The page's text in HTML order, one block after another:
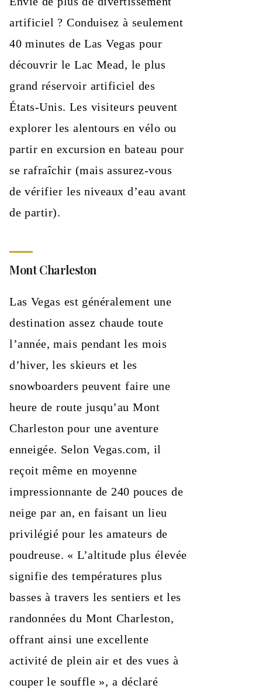
artificiel ? Conduisez à seulement
40 minutes de Las Vegas pour
découvrir le Lac Mead, le plus
grand réservoir artificiel des
États-Unis. Les visiteurs peuvent
explorer les alentours en vélo ou
partir en excursion en bateau pour
se rafraîchir (mais assurez-vous
de vérifier les niveaux d’eau avant
de partir).
Mont Charleston
Las Vegas est généralement une
destination assez chaude toute
l’année, mais pendant les mois
d’hiver, les skieurs et les
snowboarders peuvent faire une
heure de route jusqu’au Mont
Charleston pour une aventure
enneigée. Selon Vegas.com, il
reçoit même en moyenne
impressionnante de 240 pouces de
neige par an, en faisant un lieu
privilégié pour les amateurs de
poudreuse. « L’altitude plus élevée
signifie des températures plus
basses à travers les sentiers et les
randonnées du Mont Charleston,
offrant ainsi une excellente
activité de plein air et des vues à
couper le souffle », a déclaré